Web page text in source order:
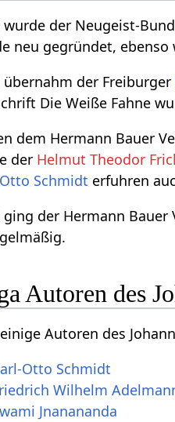
wurde der Neugeist-
neu gegründet, ebenso
übernahm der Freiburger
Die Weiße Fahne
dem Hermann Bauer
der Helmut Theodor
Schmidt erfuhren
ging der Hermann
Autoren des
Autoren des
Otto Schmidt
Wilhelm
Jnanananda